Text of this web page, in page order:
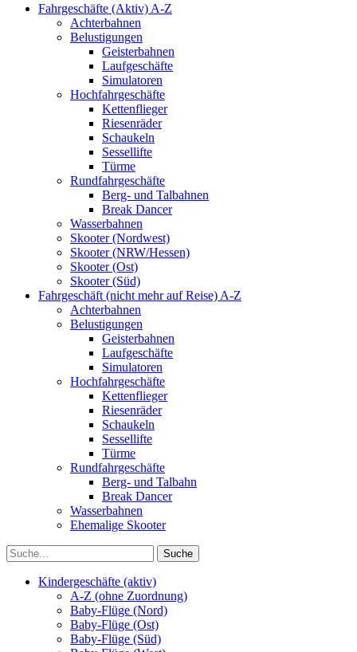
Fahrgeschäfte (Aktiv) A-Z
Achterbahnen
Belustigungen
Geisterbahnen
Laufgeschäfte
Simulatoren
Hochfahrgeschäfte
Kettenflieger
Riesenräder
Schaukeln
Sessellifte
Türme
Rundfahrgeschäfte
Berg- und Talbahnen
Break Dancer
Wasserbahnen
Skooter (Nordwest)
Skooter (NRW/Hessen)
Skooter (Ost)
Skooter (Süd)
Fahrgeschäft (nicht mehr auf Reise) A-Z
Achterbahnen
Belustigungen
Geisterbahnen
Laufgeschäfte
Simulatoren
Hochfahrgeschäfte
Kettenflieger
Riesenräder
Schaukeln
Sessellifte
Türme
Rundfahrgeschäfte
Berg- und Talbahn
Break Dancer
Wasserbahnen
Ehemalige Skooter
Kindergeschäfte (aktiv)
A-Z (ohne Zuordnung)
Baby-Flüge (Nord)
Baby-Flüge (Ost)
Baby-Flüge (Süd)